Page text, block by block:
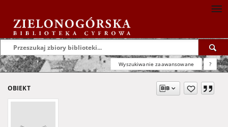
Wyszukiwanie zaawansowane ?
OBIEKT